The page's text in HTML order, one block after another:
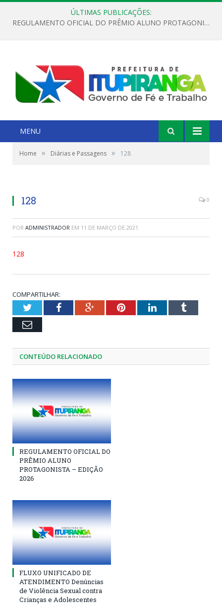
ÚLTIMAS PUBLICAÇÕES:
REGULAMENTO OFICIAL DO PRÊMIO ALUNO PROTAGONISTA – EDIÇÃO 2026
MENU
Home » Diárias e Passagens » 128
128 0
POR ADMINISTRADOR EM 11 DE MARÇO DE 2021
128
COMPARTILHAR:
TwitterFacebookGoogle+PinterestLinkedInTumblr
Email
CONTEÚDO RELACIONADO
REGULAMENTO OFICIAL DO
PRÊMIO ALUNO
PROTAGONISTA – EDIÇÃO
2026
FLUXO UNIFICADO DE
ATENDIMENTO Denúncias
de Violência Sexual contra
Crianças e Adolescentes